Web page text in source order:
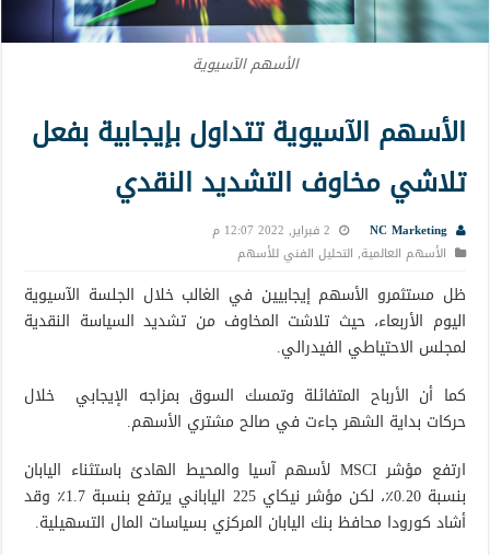
الأسهم الآسيوية
الأسهم الآسيوية تتداول بإيجابية بفعل
تلاشي مخاوف التشديد النقدي
NC Marketing
2 فبراير, 2022 12:07 م
الأسهم العالمية, التحليل الفني للأسهم
ظل مستثمرو الأسهم إيجابيين في الغالب خلال الجلسة الآسيوية
اليوم الأربعاء، حيث تلاشت المخاوف من تشديد السياسة النقدية
لمجلس الاحتياطي الفيدرالي.
كما أن الأرباح المتفائلة وتمسك السوق بمزاجه الإيجابي خلال
حركات بداية الشهر جاءت في صالح مشتري الأسهم.
ارتفع مؤشر MSCI لأسهم آسيا والمحيط الهادئ باستثناء اليابان
بنسبة 0.20٪، لكن مؤشر نيكاي 225 الياباني يرتفع بنسبة 1.7٪ وقد
أشاد كورودا محافظ بنك اليابان المركزي بسياسات المال التسهيلية.